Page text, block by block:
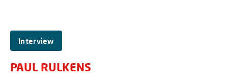
Interview
PAUL RULKENS